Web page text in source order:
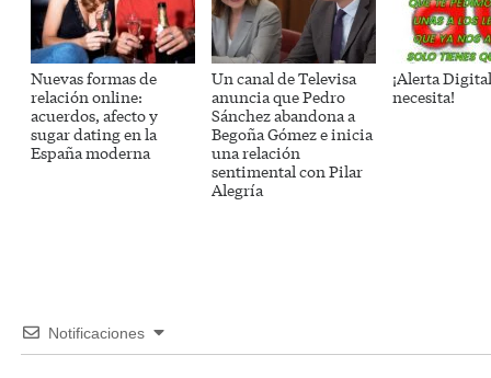
Nuevas formas de
relación online:
acuerdos, afecto y
sugar dating en la
España moderna
Un canal de Televisa
anuncia que Pedro
Sánchez abandona a
Begoña Gómez e inicia
una relación
sentimental con Pilar
Alegría
¡Alerta
necesita!
Notificaciones